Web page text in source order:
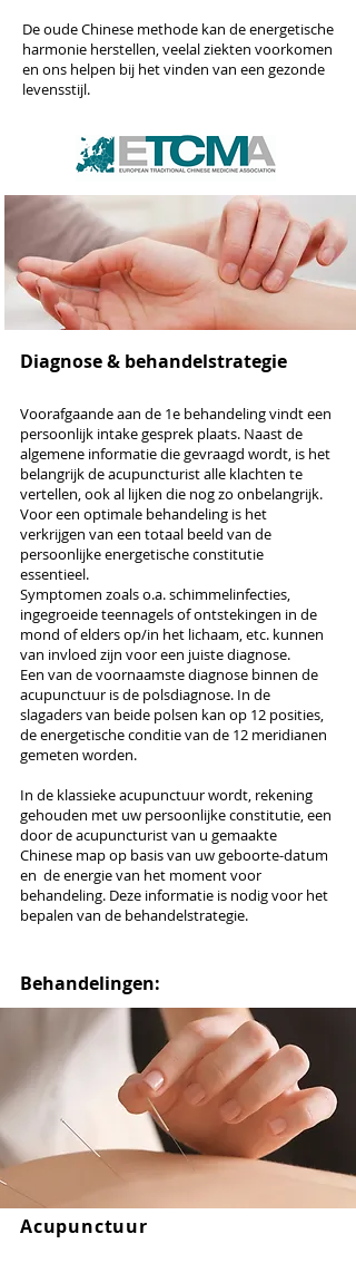
De oude Chinese methode kan de energetische
harmonie herstellen, veelal ziekten voorkomen
en ons helpen bij het vinden van een gezonde
levensstijl.
Diagnose & behandelstrategie
Voorafgaande aan de 1e behandeling vindt een
persoonlijk intake gesprek plaats. Naast de
algemene informatie die gevraagd wordt, is het
belangrijk de acupuncturist alle klachten te
vertellen, ook al lijken die nog zo onbelangrijk.
Voor een optimale behandeling is het
verkrijgen van een totaal beeld van de
persoonlijke energetische constitutie
essentieel.
Symptomen zoals o.a. schimmelinfecties,
ingegroeide teennagels of ontstekingen in de
mond of elders op/in het lichaam, etc. kunnen
van invloed zijn voor een juiste diagnose.
Een van de voornaamste diagnose binnen de
acupunctuur is de polsdiagnose. In de
slagaders van beide polsen kan op 12 posities,
de energetische conditie van de 12 meridianen
gemeten worden.
In de klassieke acupunctuur wordt, rekening
gehouden met uw persoonlijke constitutie, een
door de acupuncturist van u gemaakte
Chinese map op basis van uw geboorte-datum
en de energie van het moment voor
behandeling. Deze informatie is nodig voor het
bepalen van de behandelstrategie.
Behandelingen:
Acupunctuur